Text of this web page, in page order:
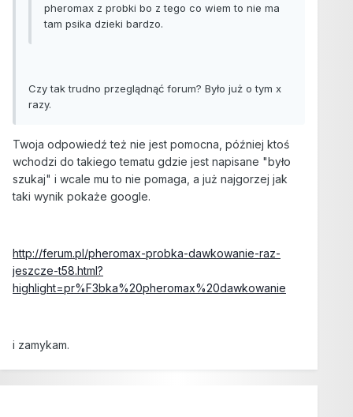
pheromax z probki bo z tego co wiem to nie ma
tam psika dzieki bardzo.
Czy tak trudno przeglądnąć forum? Było już o tym x
razy.
Twoja odpowiedź też nie jest pomocna, później ktoś
wchodzi do takiego tematu gdzie jest napisane "było
szukaj" i wcale mu to nie pomaga, a już najgorzej jak
taki wynik pokaże google.
http://ferum.pl/pheromax-probka-dawkowanie-raz-
jeszcze-t58.html?
highlight=pr%F3bka%20pheromax%20dawkowanie
i zamykam.